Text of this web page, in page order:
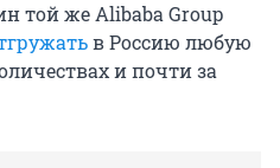
той же Alibaba Group
в Россию любую
и почти за